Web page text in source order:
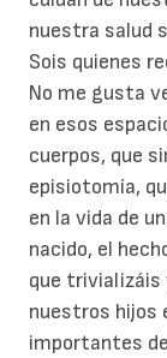
nuestra salud
Sois quienes
No me gusta
en esos
cuerpos, que
episiotomía,
en la vida de
nacido, el
que trivializáis
nuestros hijos
importantes